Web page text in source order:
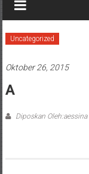
Uncategorized
Oktober 26, 2015
A
Diposkan Oleh:aessina